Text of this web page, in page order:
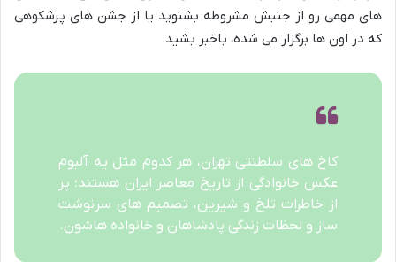
های مهمی رو از جنبش مشروطه بشنوید یا از جشن های پرشکوهی
که در اون ها برگزار می شده، باخبر بشید.
کاخ های سلطنتی تهران، هر کدوم مثل یه آلبوم
عکس خانوادگی از تاریخ معاصر ایران هستند؛ پر
از خاطرات تلخ و شیرین، تصمیم های سرنوشت
ساز و لحظات زندگی پادشاهان و خانواده هاشون.